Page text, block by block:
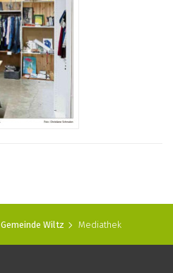
Gemeinde Wiltz Mediathek